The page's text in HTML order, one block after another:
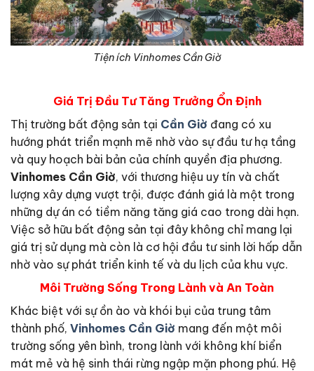
Tiện ích Vinhomes Cần Giờ
Giá Trị Đầu Tư Tăng Trưởng Ổn Định
Thị trường bất động sản tại Cần Giờ đang có xu
hướng phát triển mạnh mẽ nhờ vào sự đầu tư hạ tầng
và quy hoạch bài bản của chính quyền địa phương.
Vinhomes Cần Giờ, với thương hiệu uy tín và chất
lượng xây dựng vượt trội, được đánh giá là một trong
những dự án có tiềm năng tăng giá cao trong dài hạn.
Việc sở hữu bất động sản tại đây không chỉ mang lại
giá trị sử dụng mà còn là cơ hội đầu tư sinh lời hấp dẫn
nhờ vào sự phát triển kinh tế và du lịch của khu vực.
Môi Trường Sống Trong Lành và An Toàn
Khác biệt với sự ồn ào và khói bụi của trung tâm
thành phố, Vinhomes Cần Giờ mang đến một môi
trường sống yên bình, trong lành với không khí biển
mát mẻ và hệ sinh thái rừng ngập mặn phong phú. Hệ